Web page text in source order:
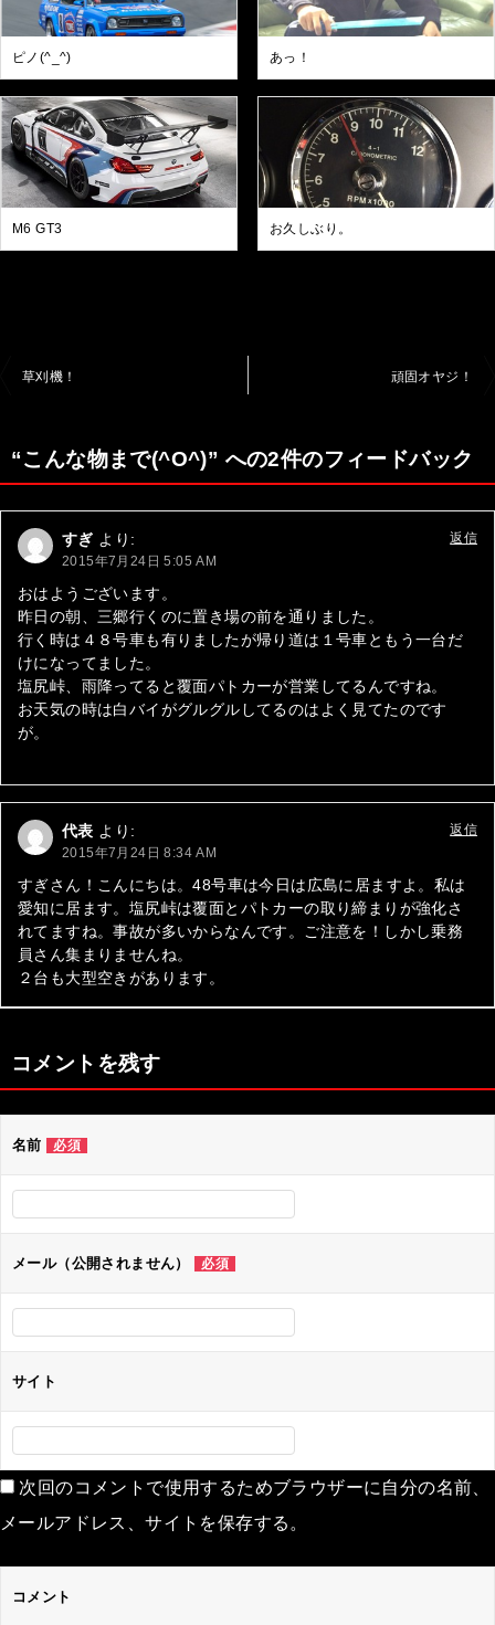
ピノ(^_^) あっ！
M6 GT3 お久しぶり。
ビ
ゲ
ー
シ
ョ
ン
草刈機！ 頑固オヤジ！
“こんな物まで(^O^)” への2件のフィードバック
すぎ より:
2015年7月24日 5:05 AM
おはようございます。
昨日の朝、三郷行くのに置き場の前を通りました。
行く時は４８号車も有りましたが帰り道は１号車ともう一台だ
けになってました。
塩尻峠、雨降ってると覆面パトカーが営業してるんですね。
お天気の時は白バイがグルグルしてるのはよく見てたのです
が。
返信
代表 より:
2015年7月24日 8:34 AM
すぎさん！こんにちは。48号車は今日は広島に居ますよ。私は
愛知に居ます。塩尻峠は覆面とパトカーの取り締まりが強化さ
れてますね。事故が多いからなんです。ご注意を！しかし乗務
員さん集まりませんね。
２台も大型空きがあります。
返信
コメントを残す
名前 必須
メール（公開されません） 必須
サイト
次回のコメントで使用するためブラウザーに自分の名前、
メールアドレス、サイトを保存する。
コメント